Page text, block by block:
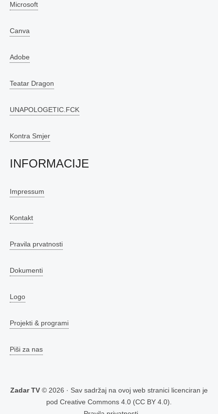
Microsoft
Canva
Adobe
Teatar Dragon
UNAPOLOGETIC.FCK
Kontra Smjer
INFORMACIJE
Impressum
Kontakt
Pravila prvatnosti
Dokumenti
Logo
Projekti & programi
Piši za nas
Zadar TV © 2026 · Sav sadržaj na ovoj web stranici licenciran je
pod Creative Commons 4.0 (CC BY 4.0)